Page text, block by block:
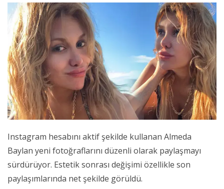
Instagram hesabını aktif şekilde kullanan Almeda
Baylan yeni fotoğraflarını düzenli olarak paylaşmayı
sürdürüyor. Estetik sonrası değişimi özellikle son
paylaşımlarında net şekilde görüldü.